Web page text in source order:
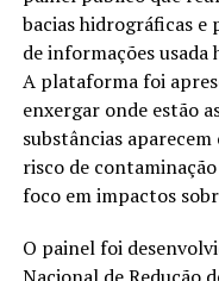
bacias hidrográficas
de informações usada
A plataforma foi
enxergar onde estão
substâncias
risco de
foco em impactos
O painel foi